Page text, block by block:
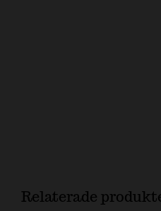
Relaterade